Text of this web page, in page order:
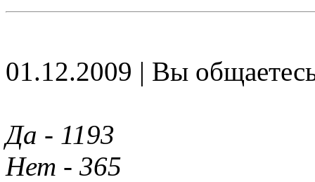
01.12.2009 | Вы
Да - 1193
Нет - 365